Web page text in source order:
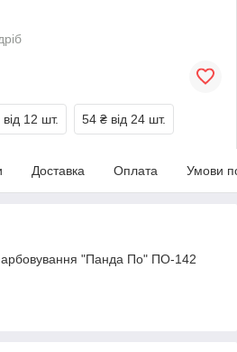
від 12 шт. 54 ₴ від 24 шт.
Доставка Оплата Умови
"Панда По" ПО-142